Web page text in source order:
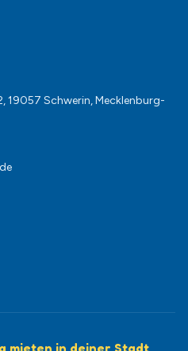
19057 Schwerin, Mecklenburg-
mieten in deiner Stadt